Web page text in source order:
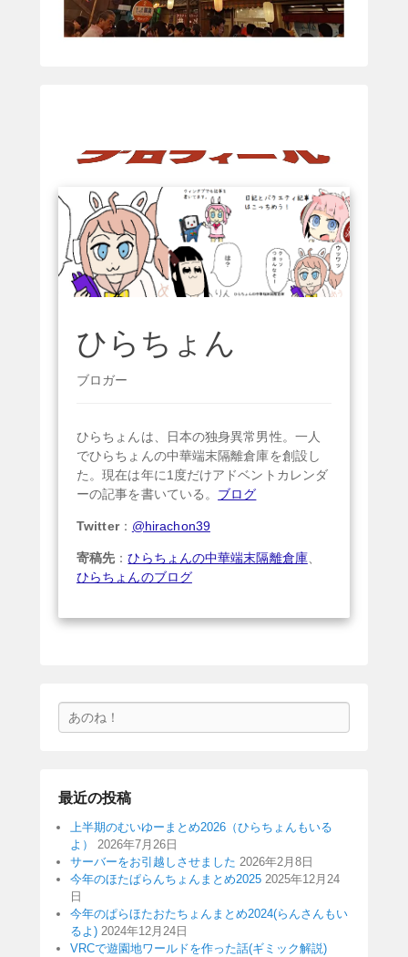
ひらちょん
ブロガー
ひらちょんは、日本の独身異常男性。一人
でひらちょんの中華端末隔離倉庫を創設し
た。現在は年に1度だけアドベントカレンダ
ーの記事を書いている。 ブログ
Twitter： @hirachon39
寄稿先 ：ひらちょんの中華端末隔離倉庫、
ひらちょんのブログ
索
最近の投稿
上半期のむいゆーまとめ2026（ひらちょんもいる
よ）
2026年7月26日
サーバーをお引越しさせました 2026年2月8日
今年のほたぱらんちょんまとめ2025 2025年12月24
日
今年のぱらほたおたちょんまとめ2024(らんさんもい
るよ) 2024年12月24日
VRCで遊園地ワールドを作った話(ギミック解説)